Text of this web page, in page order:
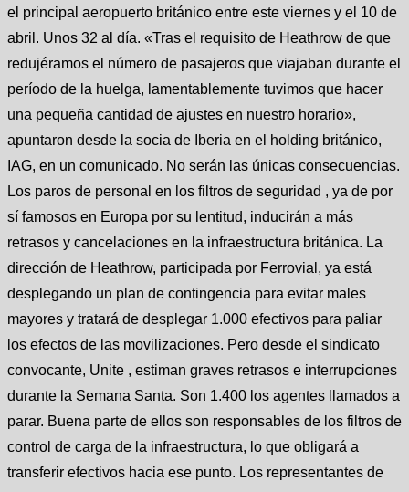
el principal aeropuerto británico entre este viernes y el 10 de
abril. Unos 32 al día. «Tras el requisito de Heathrow de que
redujéramos el número de pasajeros que viajaban durante el
período de la huelga, lamentablemente tuvimos que hacer
una pequeña cantidad de ajustes en nuestro horario»,
apuntaron desde la socia de Iberia en el holding británico,
IAG, en un comunicado. No serán las únicas consecuencias.
Los paros de personal en los filtros de seguridad , ya de por
sí famosos en Europa por su lentitud, inducirán a más
retrasos y cancelaciones en la infraestructura británica. La
dirección de Heathrow, participada por Ferrovial, ya está
desplegando un plan de contingencia para evitar males
mayores y tratará de desplegar 1.000 efectivos para paliar
los efectos de las movilizaciones. Pero desde el sindicato
convocante, Unite , estiman graves retrasos e interrupciones
durante la Semana Santa. Son 1.400 los agentes llamados a
parar. Buena parte de ellos son responsables de los filtros de
control de carga de la infraestructura, lo que obligará a
transferir efectivos hacia ese punto. Los representantes de